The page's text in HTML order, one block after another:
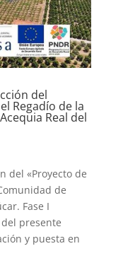
del
Regadío de la
Real del
del «Proyecto de
de
Fase I
presente
y puesta en